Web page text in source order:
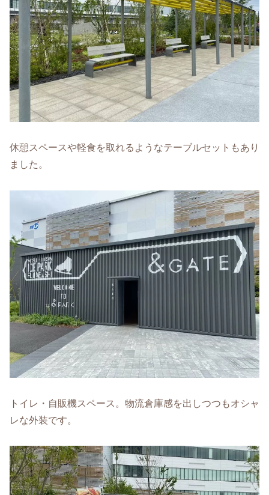
休憩スペースや軽食を取れるようなテーブルセットもあり
ました。
トイレ・自販機スペース。物流倉庫感を出しつつもオシャ
レな外装です。